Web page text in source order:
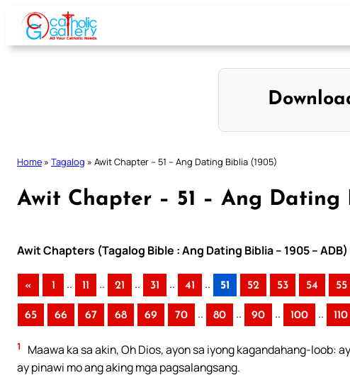
Skip
content
Home » Tagalog » Awit Chapter – 51 – Ang Dating Biblia (1905)
Awit Chapter – 51 – Ang Dating
Awit Chapters (Tagalog Bible : Ang Dating Biblia – 1905 – ADB)
« 1 .. 11 .. 21 .. 31 .. 41 .. 51 52 53 54 55
65 66 67 68 69 70 .. 80 .. 90 .. 100 .. 110
1
Maawa ka sa akin, Oh Dios, ayon sa iyong kagandahang-loob:
ay pinawi mo ang aking mga pagsalangsang.